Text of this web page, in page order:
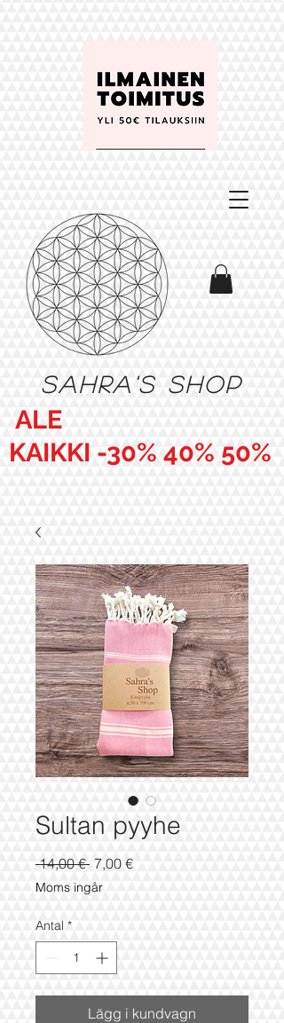
Sahra's shop
ALE
KAIKKI -30% 40% 50%
Sultan pyyhe
14,00 € Ordinarie
pris
7,00 €Reapris
Moms ingår
Antal *
Lägg i kundvagn